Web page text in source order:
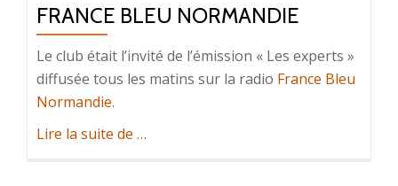
FRANCE BLEU NORMANDIE
Le club était l’invité de l’émission « Les experts »
diffusée tous les matins sur la radio France Bleu
Normandie.
Lire la suite de à
…